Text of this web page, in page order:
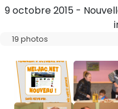
9 octobre 2015 -
19 photos